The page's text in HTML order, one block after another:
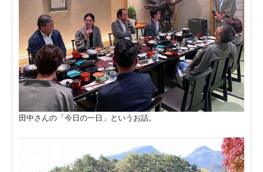
田中さんの「今日の一日」というお話。